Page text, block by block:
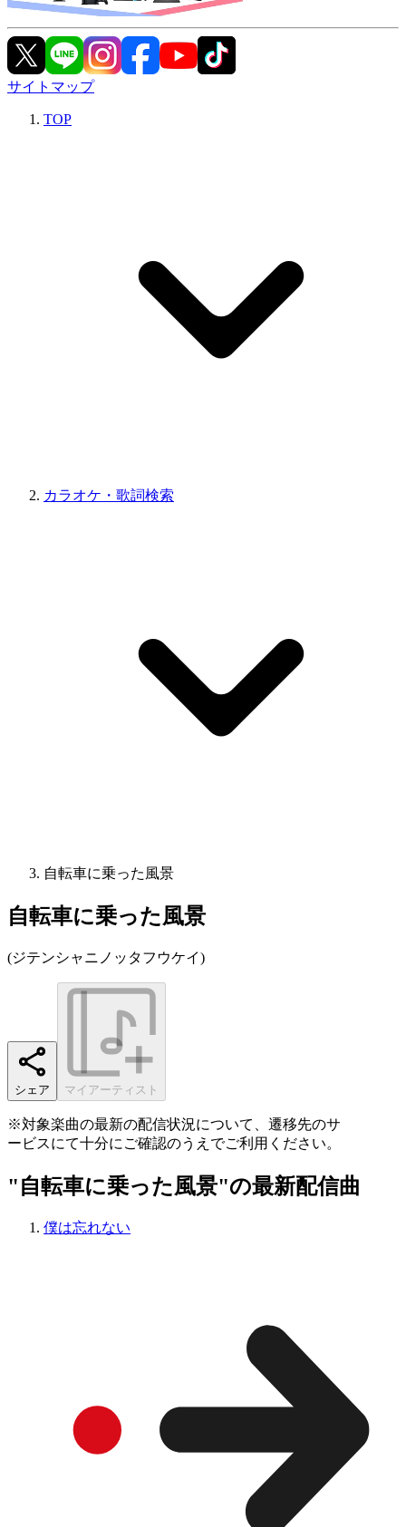
サイトマップ
TOP
カラオケ・歌詞検索
自転車に乗った風景
自転車に乗った風景
(ジテンシャニノッタフウケイ)
シェア マイアーティスト
※対象楽曲の最新の配信状況について、遷移先のサ
ービスにて十分にご確認のうえでご利用ください。
"自転車に乗った風景"の最新配信曲
僕は忘れない